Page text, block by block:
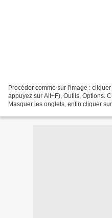
Procéder comme sur l'image :
appuyez sur Alt+F), Outils, Options.
Masquer les onglets, enfin cliquer